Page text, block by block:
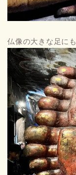
仏像の大きな足に